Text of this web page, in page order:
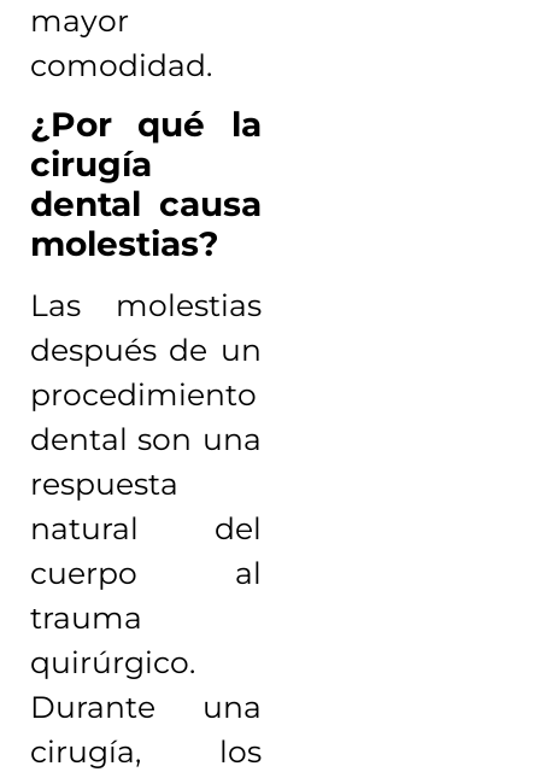
mayor
comodidad.
¿Por qué la
cirugía
dental causa
molestias?
Las molestias
después de un
procedimiento
dental son una
respuesta
natural del
cuerpo al
trauma
quirúrgico.
Durante una
cirugía, los